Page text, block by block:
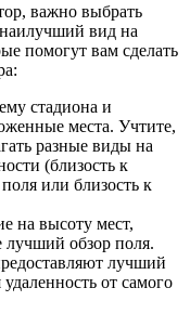
важно выбрать
наилучший вид на
помогут вам сделать
стадиона и
места. Учтите,
разные виды на
(близость к
или близость к
на высоту мест,
лучший обзор поля.
лучший
от самого